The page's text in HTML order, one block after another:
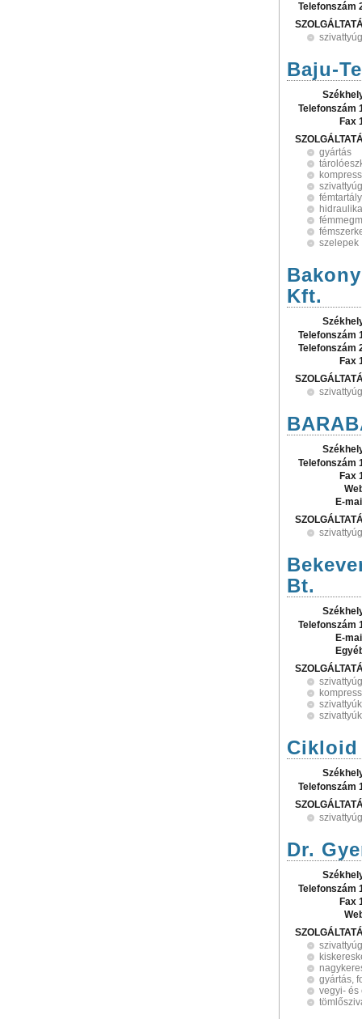
Telefonszám
Baju-
Telefonszám
Fax
gyártás
hidraulika
szelepek
Kft.
Telefonszám
Telefonszám
Fax
Telefonszám
Fax
E-
Bt.
Telefonszám
E-
Telefonszám
Dr.
Telefonszám
Fax
gyártás,
vegyi- és